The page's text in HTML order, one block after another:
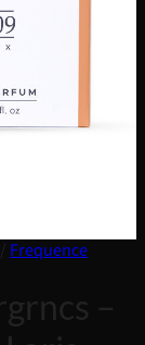
Frequence
–